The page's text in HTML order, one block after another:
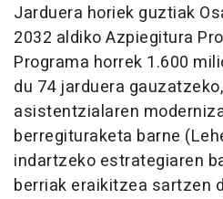
Jarduera horiek guztiak
2032 aldiko Azpiegitura
Programa horrek 1.600
du 74 jarduera
asistentzialaren
berregituraketa barne
indartzeko estrategiaren
berriak eraikitzea sartzen